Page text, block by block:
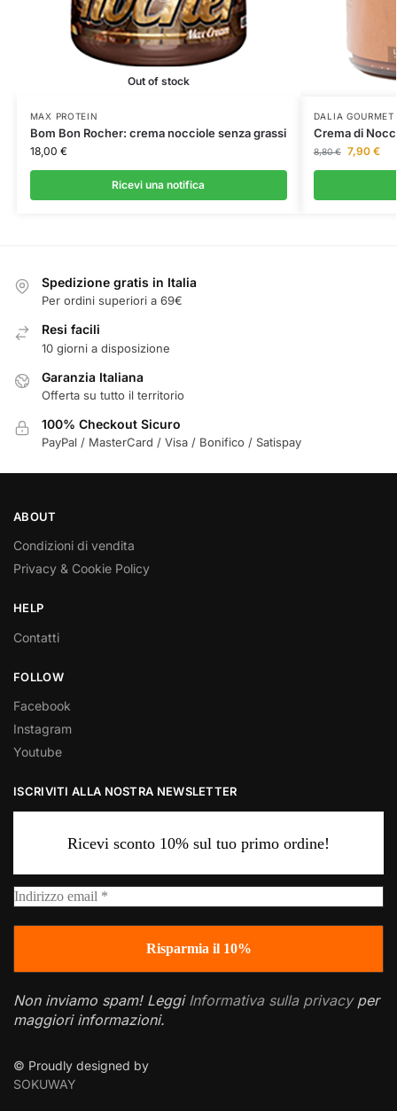
Out of stock
MAX PROTEIN
Bom Bon Rocher: crema nocciole senza grassi
18,00 €
Ricevi una notifica
DALIA GOURMET
Crema di
8,80€ 7,90 €
Spedizione gratis in Italia
Per ordini superiori a 69€
Resi facili
10 giorni a disposizione
Garanzia Italiana
Offerta su tutto il territorio
100% Checkout Sicuro
PayPal / MasterCard / Visa / Bonifico / Satispay
ABOUT
Condizioni di vendita
Privacy & Cookie Policy
HELP
Contatti
FOLLOW
Facebook
Instagram
Youtube
ISCRIVITI ALLA NOSTRA NEWSLETTER
Ricevi sconto 10% sul tuo primo ordine!
Non inviamo spam! Leggi Informativa sulla privacyper
maggiori informazioni.
© Proudly designed by
SOKUWAY